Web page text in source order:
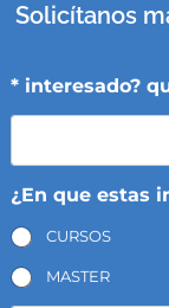
Solicítanos
* interesado?
¿En que estas
CURSOS
MASTER